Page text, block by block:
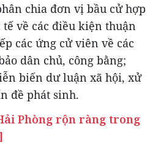
chia đơn vị bầu cử hợp
về các điều kiện thuận
các ứng cử viên về các
dân chủ, công bằng;
biến dư luận xã hội, xử
đề phát sinh.
Phòng rộn ràng trong